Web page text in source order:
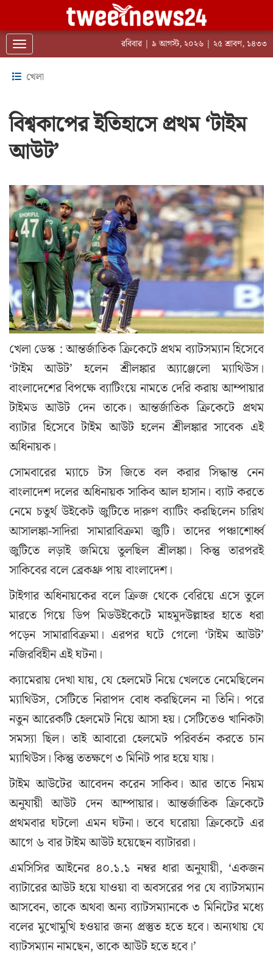
Toggle navigation রবিবার | ৯ আগস্ট, ২০২৬ | ২৫ শ্রাবণ, ১৪৩৩
খেলা
বিশ্বকাপের ইতিহাসে প্রথম ‘টাইম
আউট’
খেলা ডেস্ক : আন্তর্জাতিক ক্রিকেটে প্রথম ব্যাটসম্যান হিসেবে
‘টাইম আউট’ হলেন শ্রীলঙ্কার অ্যাঞ্জেলো ম্যাথিউস।
বাংলাদেশের বিপক্ষে ব্যাটিংয়ে নামতে দেরি করায় আম্পায়ার
টাইমড আউট দেন তাকে। আন্তর্জাতিক ক্রিকেটে প্রথম
ব্যাটার হিসেবে টাইম আউট হলেন শ্রীলঙ্কার সাবেক এই
অধিনায়ক।
সোমবারের ম্যাচে টস জিতে বল করার সিদ্ধান্ত নেন
বাংলাদেশ দলের অধিনায়ক সাকিব আল হাসান। ব্যাট করতে
নেমে চতুর্থ উইকেট জুটিতে দারুণ ব্যাটিং করছিলেন চারিথ
আসালঙ্কা-সাদিরা সামারাবিক্রমা জুটি। তাদের পঞ্চাশোর্ধ্ব
জুটিতে লড়াই জমিয়ে তুলছিল শ্রীলঙ্কা। কিন্তু তারপরই
সাকিবের বলে ব্রেকথ্রু পায় বাংলাদেশ।
টাইগার অধিনায়কের বলে ক্রিজ থেকে বেরিয়ে এসে তুলে
মারতে গিয়ে ডিপ মিডউইকেটে মাহমুদউল্লাহর হাতে ধরা
পড়েন সামারাবিক্রমা। এরপর ঘটে গেলো ‘টাইম আউট’
নজিরবিহীন এই ঘটনা।
ক্যামেরায় দেখা যায়, যে হেলমেট নিয়ে খেলতে নেমেছিলেন
ম্যাথিউস, সেটিতে নিরাপদ বোধ করছিলেন না তিনি। পরে
নতুন আরেকটি হেলমেট নিয়ে আসা হয়। সেটিতেও খানিকটা
সমস্যা ছিল। তাই আবারো হেলমেট পরিবর্তন করতে চান
ম্যাথিউস। কিন্তু ততক্ষণে ৩ মিনিট পার হয়ে যায়।
টাইম আউটের আবেদন করেন সাকিব। আর তাতে নিয়ম
অনুযায়ী আউট দেন আম্পায়ার। আন্তর্জাতিক ক্রিকেটে
প্রথমবার ঘটলো এমন ঘটনা। তবে ঘরোয়া ক্রিকেটে এর
আগে ৬ বার টাইম আউট হয়েছেন ব্যাটাররা।
এমসিসির আইনের ৪০.১.১ নম্বর ধারা অনুযায়ী, ‘একজন
ব্যাটারের আউট হয়ে যাওয়া বা অবসরের পর যে ব্যাটসম্যান
আসবেন, তাকে অথবা অন্য ব্যাটসম্যানকে ৩ মিনিটের মধ্যে
বলের মুখোমুখি হওয়ার জন্য প্রস্তুত হতে হবে। অন্যথায় যে
ব্যাটসম্যান নামছেন, তাকে আউট হতে হবে।’